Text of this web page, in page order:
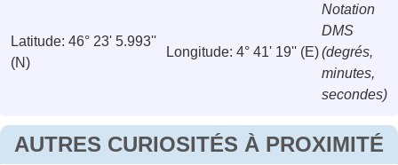
Latitude: 46° 23' 5.993''
(N)
Longitude: 4° 41' 19'' (E)
Notation
DMS
(degrés,
minutes,
secondes)
AUTRES CURIOSITÉS À PROXIMITÉ